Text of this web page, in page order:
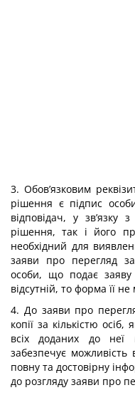
3. Обов’язковим
рішення є підпис
відповідач, у зв’язку
рішення, так і його
необхідний для
заяви про перегляд
особи, що подає
відсутній, то форма її
4. До заяви про
копії за кількістю осіб,
всіх доданих до неї
забезпечує
повну та достовірну
до розгляду заяви про